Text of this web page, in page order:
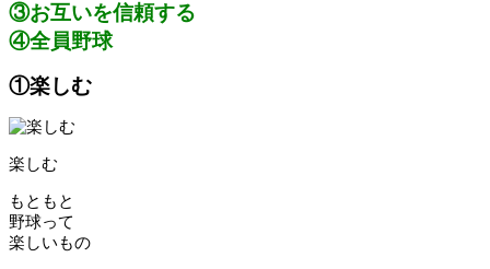
③お互いを信頼する
④全員野球
①楽しむ
楽しむ
もともと
野球って
楽しいもの